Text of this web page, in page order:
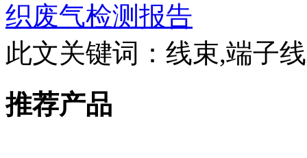
织废气检测报告
此文关键词： 线束,端子
推荐产品